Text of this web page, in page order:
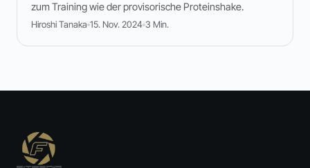
zum Training wie der provisorische Proteinshake.
Hiroshi Tanaka 15. Nov. 2024 3 Min.